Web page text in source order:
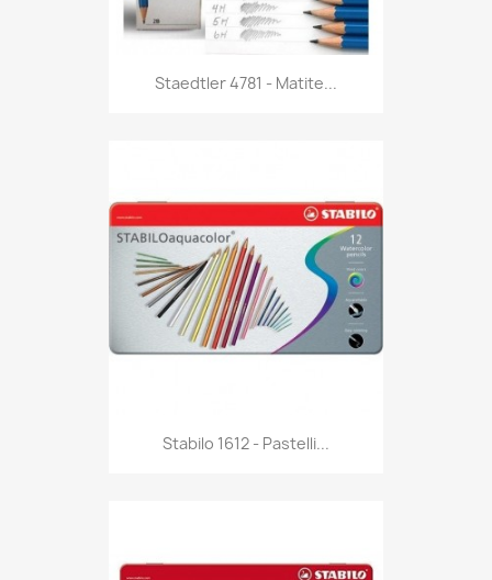
Anteprima
Staedtler 4781 - Matite...
Anteprima
Stabilo 1612 - Pastelli...